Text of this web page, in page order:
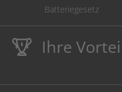
Batteriegesetz
Ihre
Lebenslange